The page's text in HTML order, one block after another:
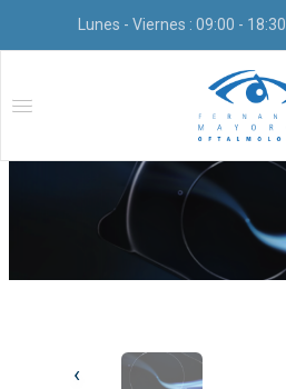
Lunes - Viernes : 09:00 - 18:30
‹